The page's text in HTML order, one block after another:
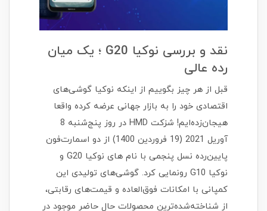
نقد و بررسی نوکیا G20 ؛ یک میان
رده عالی
قبل از هر چیز بگوییم از اینکه نوکیا گوشی‌های
اقتصادی خود را به بازار جهانی عرضه کرده واقعا
هیجان‌زده‌ایم! شزکت HMD در روز پنج‌شنبه 8
آوریل 2021 (19 فروردین 1400) از دو اسمارت‌فون
پایین‌رده نسل پنجمی با نام های نوکیا G20 و
نوکیا G10 رونمایی کرد. گوشی‌های تولیدی این
کمپانی با امکانات فوق‌العاده و قیمت‌های رقابتی،
از شناخته‌شده‌ترین محصولات حال حاضر موجود در